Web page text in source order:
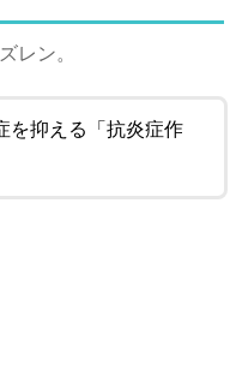
レン。
を抑える「抗炎症作